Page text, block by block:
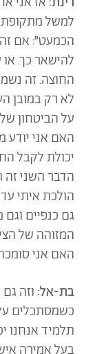
למשל מתקופת
הכמעט״: אם זה
להישאר כך.
החוצה. זה
לא רק במובן
על הביטחון
האם אני יודע
יכולת לקבל
הדבר השני זה
הולכת איתי
גם כנפיים
המזוהה של
האם אני
בת-אל: וזה
כשמסתכלים
תלמיד אנחנו
בעל אמירה